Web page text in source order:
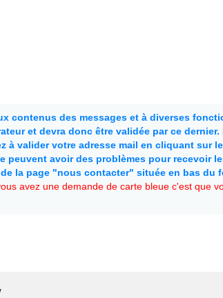
contenus des messages et à diverses
et devra donc être validée par ce
à valider votre adresse mail en cliquant sur
avoir des problèmes pour recevoir
la page "nous contacter" située en bas du
avez une demande de carte bleue c'est que